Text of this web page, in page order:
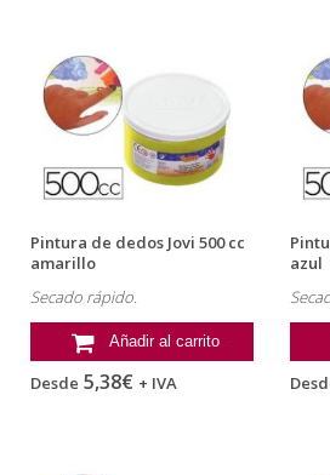
Pintura de dedos Jovi 500 cc
amarillo
Secado rápido.
Añadir al carrito
Desde 5,38€ + IVA
azul